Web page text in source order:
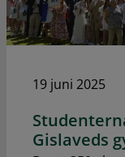
19 juni 2025
Gislaveds